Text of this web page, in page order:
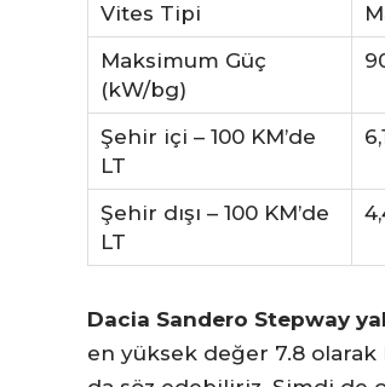
Vites Tipi
Maksimum Güç
(kW/bg)
Şehir içi – 100 KM’de
LT
Şehir dışı – 100 KM’de
LT
Dacia Sandero Stepway
en yüksek değer 7.8 olarak